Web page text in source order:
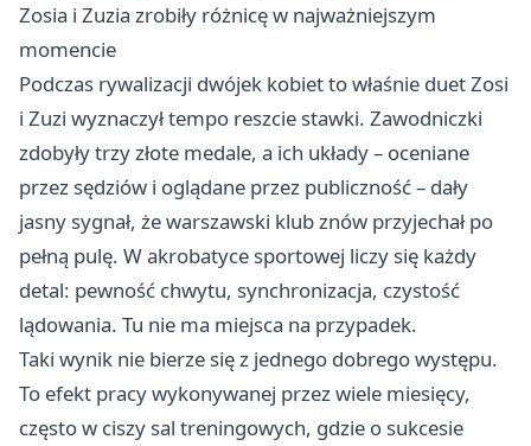
Zosia i Zuzia zrobiły różnicę w najważniejszym
momencie
Podczas rywalizacji dwójek kobiet to właśnie duet Zosi
i Zuzi wyznaczył tempo reszcie stawki. Zawodniczki
zdobyły trzy złote medale, a ich układy – oceniane
przez sędziów i oglądane przez publiczność – dały
jasny sygnał, że warszawski klub znów przyjechał po
pełną pulę. W akrobatyce sportowej liczy się każdy
detal: pewność chwytu, synchronizacja, czystość
lądowania. Tu nie ma miejsca na przypadek.
Taki wynik nie bierze się z jednego dobrego występu.
To efekt pracy wykonywanej przez wiele miesięcy,
często w ciszy sal treningowych, gdzie o sukcesie